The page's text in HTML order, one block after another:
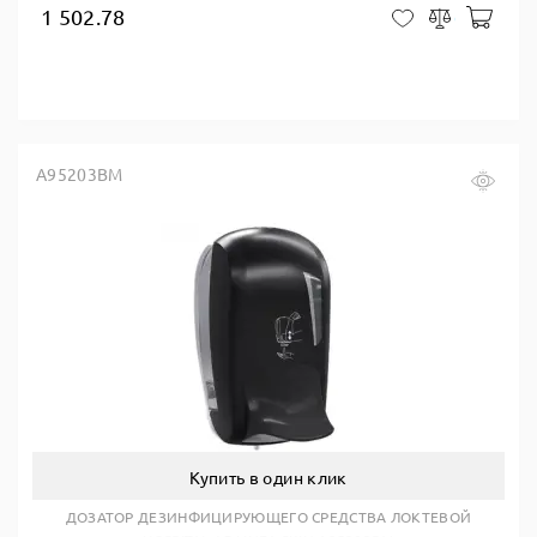
1 502.78 В закладки
Сравнить
A95203BM
Купить в один клик
ДОЗАТОР ДЕЗИНФИЦИРУЮЩЕГО СРЕДСТВА ЛОКТЕВОЙ